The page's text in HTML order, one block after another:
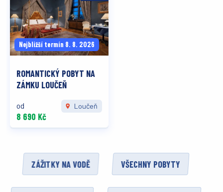
Nejbližší termín 8. 8. 2026
ROMANTICKÝ POBYT NA
ZÁMKU LOUČEŇ
od
8 690 Kč
Loučeň
ZÁŽITKY NA VODĚ VŠECHNY POBYTY